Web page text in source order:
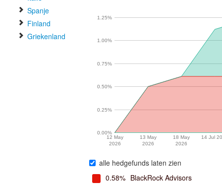
Spanje
Finland
Griekenland
12 May
2026
13 May
2026
18 May
2026
14 Jul
0.00%
0.25%
0.50%
0.75%
1.00%
1.25%
alle hedgefunds laten zien
0.58% BlackRock Advisors